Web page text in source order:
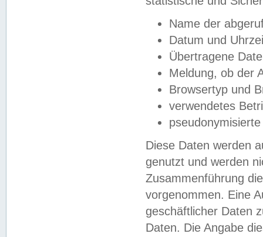
Name der
Datum und
Übertragene
Meldung, ob der
Browsertyp und
verwendetes
Diese Daten werden
genutzt und werden
Zusammenführung
vorgenommen. Eine
geschäftlicher Daten
Daten. Die Angabe